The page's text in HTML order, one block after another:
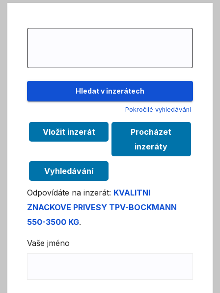
Pokročilé vyhledávání
Vložit inzerát
Procházet
inzeráty
Vyhledávání
Odpovídáte na inzerát: KVALITNI
ZNACKOVE PRIVESY TPV-BOCKMANN
550-3500 KG.
Vaše jméno